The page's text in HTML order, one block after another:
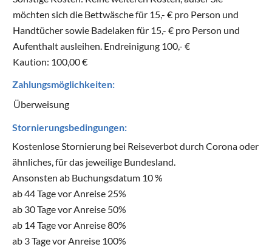
möchten sich die Bettwäsche für 15,- € pro Person und
Handtücher sowie Badelaken für 15,- € pro Person und
Aufenthalt ausleihen. Endreinigung 100,- €
Kaution: 100,00 €
Zahlungsmöglichkeiten:
Überweisung
Stornierungsbedingungen:
Kostenlose Stornierung bei Reiseverbot durch Corona oder
ähnliches, für das jeweilige Bundesland.
Ansonsten ab Buchungsdatum 10 %
ab 44 Tage vor Anreise 25%
ab 30 Tage vor Anreise 50%
ab 14 Tage vor Anreise 80%
ab 3 Tage vor Anreise 100%